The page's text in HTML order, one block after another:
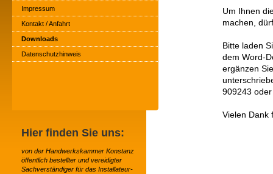
Um Ihnen
machen,
Bitte laden
dem Word-
ergänzen
909243
Vielen Dank
Impressum
Kontakt / Anfahrt
Downloads
Datenschutzhinweis
Hier finden Sie uns:
von der Handwerkskammer Konstanz
öffentlich bestellter und vereidigter
Sachverständiger für das Installateur-